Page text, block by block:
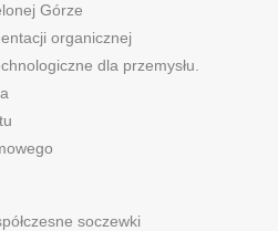
Górze
organicznej
dla przemysłu.
soczewki